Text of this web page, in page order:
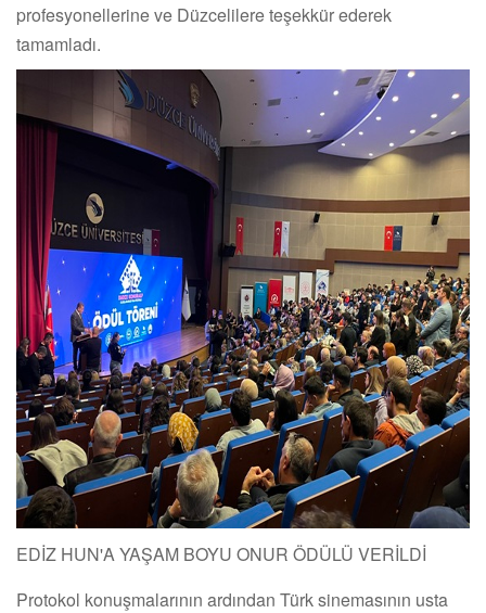
profesyonellerine ve Düzcelilere teşekkür ederek
tamamladı.
EDİZ HUN'A YAŞAM BOYU ONUR ÖDÜLÜ VERİLDİ
Protokol konuşmalarının ardından Türk sinemasının usta